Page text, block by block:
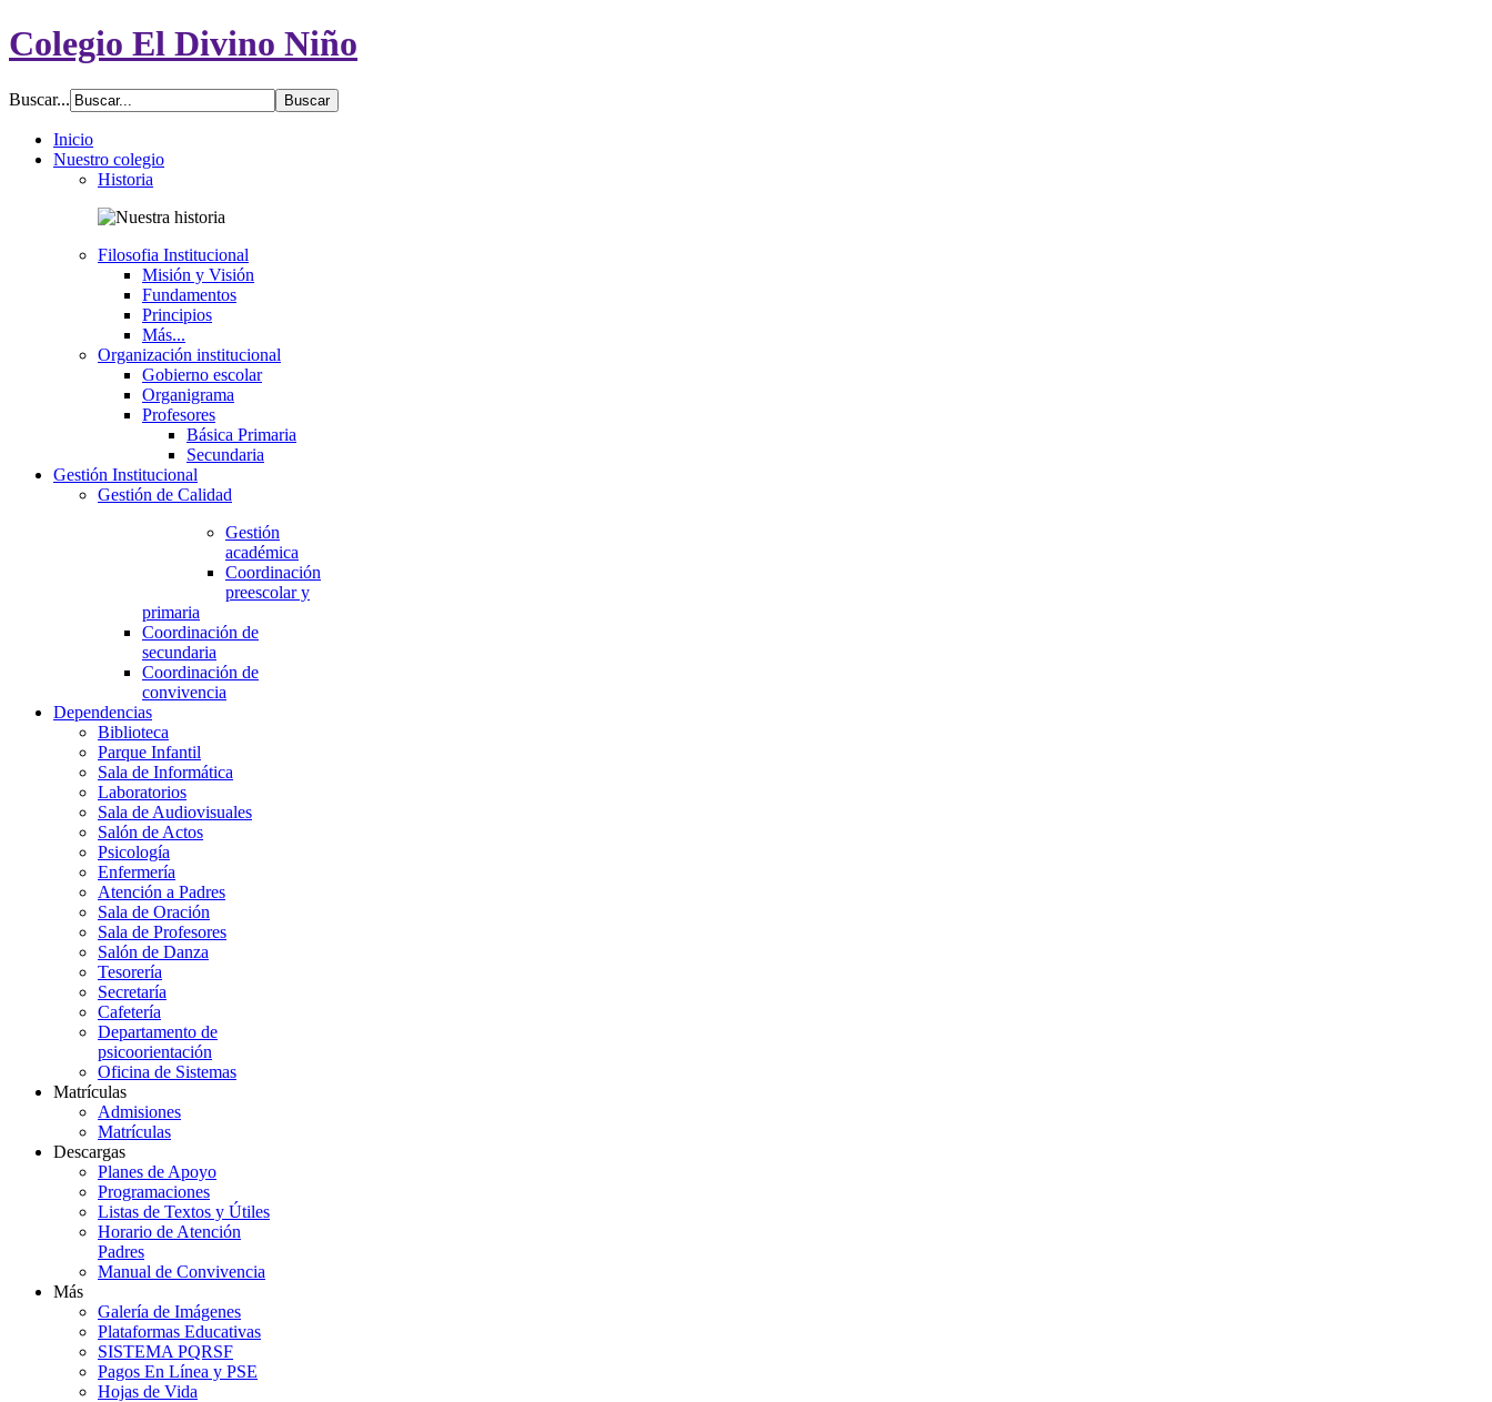
Colegio El Divino Niño
Buscar...
Inicio
Nuestro colegio
Historia
Filosofia Institucional
Misión y Visión
Fundamentos
Principios
Más...
Organización institucional
Gobierno escolar
Organigrama
Profesores
Básica Primaria
Secundaria
Gestión Institucional
Gestión de Calidad
Gestión
académica
Coordinación
preescolar y
primaria
Coordinación de
secundaria
Coordinación de
convivencia
Dependencias
Biblioteca
Parque Infantil
Sala de Informática
Laboratorios
Sala de Audiovisuales
Salón de Actos
Psicología
Enfermería
Atención a Padres
Sala de Oración
Sala de Profesores
Salón de Danza
Tesorería
Secretaría
Cafetería
Departamento de
psicoorientación
Oficina de Sistemas
Matrículas
Admisiones
Matrículas
Descargas
Planes de Apoyo
Programaciones
Listas de Textos y Útiles
Horario de Atención
Padres
Manual de Convivencia
Más
Galería de Imágenes
Plataformas Educativas
SISTEMA PQRSF
Pagos En Línea y PSE
Hojas de Vida